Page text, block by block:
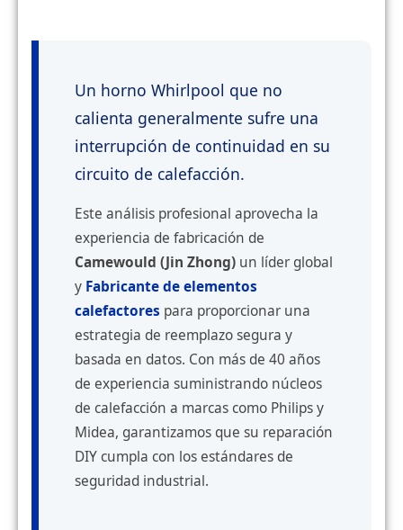
Un horno Whirlpool que no
calienta generalmente sufre una
interrupción de continuidad en su
circuito de calefacción.
Este análisis profesional aprovecha la
experiencia de fabricación de
Camewould (Jin Zhong) un líder global
y Fabricante de elementos
calefactores para proporcionar una
estrategia de reemplazo segura y
basada en datos. Con más de 40 años
de experiencia suministrando núcleos
de calefacción a marcas como Philips y
Midea, garantizamos que su reparación
DIY cumpla con los estándares de
seguridad industrial.